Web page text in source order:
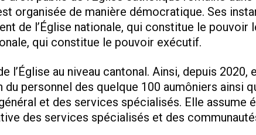
organisée de manière démocratique. Ses
de l’Église nationale, qui constitue le pouvoir
qui constitue le pouvoir exécutif.
l’Église au niveau cantonal. Ainsi, depuis 2020,
personnel des quelque 100 aumôniers ainsi
et des services spécialisés. Elle assume
des services spécialisés et des